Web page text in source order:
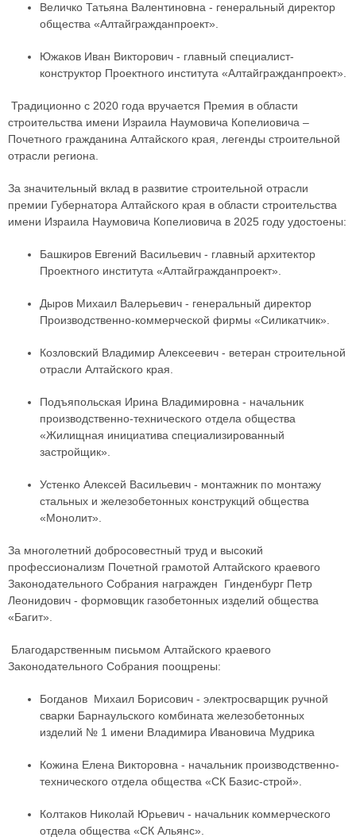
Величко Татьяна Валентиновна - генеральный директор
общества «Алтайгражданпроект».
Южаков Иван Викторович - главный специалист-
конструктор Проектного института «Алтайгражданпроект».
Традиционно с 2020 года вручается Премия в области
строительства имени Израила Наумовича Копелиовича –
Почетного гражданина Алтайского края, легенды строительной
отрасли региона.
За значительный вклад в развитие строительной отрасли
премии Губернатора Алтайского края в области строительства
имени Израила Наумовича Копелиовича в 2025 году удостоены:
Башкиров Евгений Васильевич - главный архитектор
Проектного института «Алтайгражданпроект».
Дыров Михаил Валерьевич - генеральный директор
Производственно-коммерческой фирмы «Силикатчик».
Козловский Владимир Алексеевич - ветеран строительной
отрасли Алтайского края.
Подъяпольская Ирина Владимировна - начальник
производственно-технического отдела общества
«Жилищная инициатива специализированный
застройщик».
Устенко Алексей Васильевич - монтажник по монтажу
стальных и железобетонных конструкций общества
«Монолит».
За многолетний добросовестный труд и высокий
профессионализм Почетной грамотой Алтайского краевого
Законодательного Собрания награжден Гинденбург Петр
Леонидович - формовщик газобетонных изделий общества
«Багит».
Благодарственным письмом Алтайского краевого
Законодательного Собрания поощрены:
Богданов Михаил Борисович - электросварщик ручной
сварки Барнаульского комбината железобетонных
изделий № 1 имени Владимира Ивановича Мудрика
Кожина Елена Викторовна - начальник производственно-
технического отдела общества «СК Базис-строй».
Колтаков Николай Юрьевич - начальник коммерческого
отдела общества «СК Альянс».